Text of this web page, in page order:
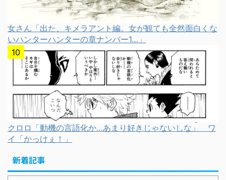
女さん「出た、キメラアント編。女が観ても全然面白くな
いハンターハンターの章ナンバー1…」
クロロ「動機の言語化か…あまり好きじゃないしな」 ワ
イ「かっけぇ！」
新着記事